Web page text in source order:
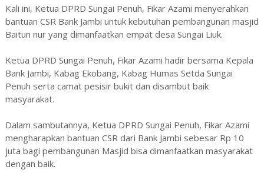
Kali ini, Ketua DPRD Sungai Penuh, Fikar Azami menyerahkan
bantuan CSR Bank Jambi untuk kebutuhan pembangunan masjid
Baitun nur yang dimanfaatkan empat desa Sungai Liuk.
Ketua DPRD Sungai Penuh, Fikar Azami hadir bersama Kepala
Bank Jambi, Kabag Ekobang, Kabag Humas Setda Sungai
Penuh serta camat pesisir bukit dan disambut baik
masyarakat.
Dalam sambutannya, Ketua DPRD Sungai Penuh, Fikar Azami
mengharapkan bantuan CSR dari Bank Jambi sebesar Rp 10
juta bagi pembangunan Masjid bisa dimanfaatkan masyarakat
dengan baik.